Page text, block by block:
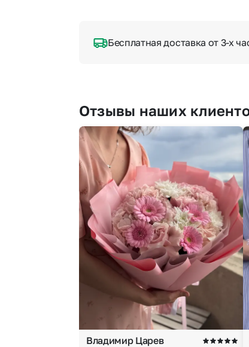
Бесплатная доставка от 3-х
Отзывы наших
Владимир Царев